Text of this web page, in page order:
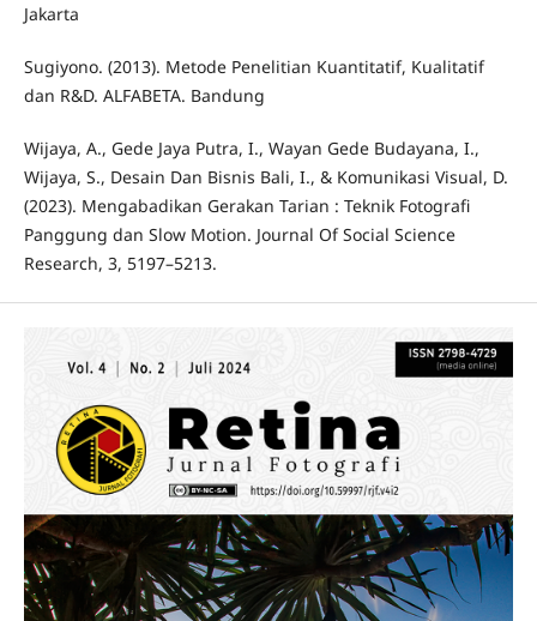
Jakarta
Sugiyono. (2013). Metode Penelitian Kuantitatif, Kualitatif
dan R&D. ALFABETA. Bandung
Wijaya, A., Gede Jaya Putra, I., Wayan Gede Budayana, I.,
Wijaya, S., Desain Dan Bisnis Bali, I., & Komunikasi Visual, D.
(2023). Mengabadikan Gerakan Tarian : Teknik Fotografi
Panggung dan Slow Motion. Journal Of Social Science
Research, 3, 5197–5213.